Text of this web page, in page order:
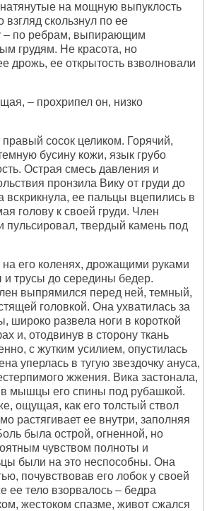
на мощную выпуклость
взгляд скользнул по ее
– по ребрам, выпирающим
грудям. Не красота, но
дрожь, ее открытость взволновали
– прохрипел он, низко
правый сосок целиком. Горячий,
бусину кожи, язык грубо
Острая смесь давления и
пронзила Вику от груди до
вскрикнула, ее пальцы вцепились в
голову к своей груди. Член
пульсировал, твердый камень под
на его коленях, дрожащими руками
и трусы до середины бедер.
выпрямился перед ней, темный,
головкой. Она ухватилась за
широко развела ноги в короткой
и, отодвинув в сторону ткань
с жутким усилием, опустилась
уперлась в тугую звездочку ануса,
жжения. Вика застонала,
мышцы его спины под рубашкой.
ощущая, как его толстый ствол
растягивает ее внутри, заполняя
была острой, огненной, но
чувством полноты и
были на это неспособны. Она
почувствовав его лобок у своей
ее тело взорвалось – бедра
жестоком спазме, живот сжался